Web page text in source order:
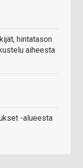
hintatason
aiheesta
-alueesta